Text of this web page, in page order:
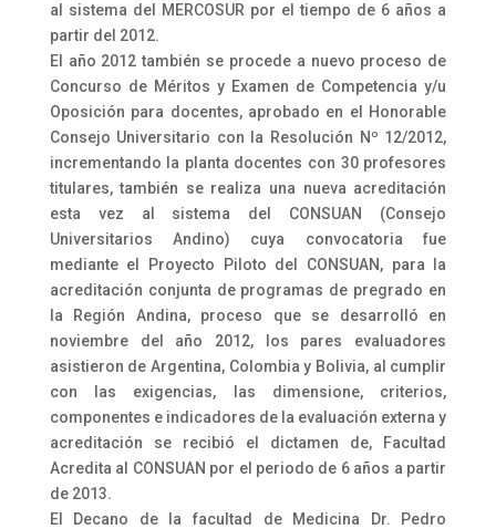
al sistema del MERCOSUR por el tiempo de 6 años a
partir del 2012.
El año 2012 también se procede a nuevo proceso de
Concurso de Méritos y Examen de Competencia y/u
Oposición para docentes, aprobado en el Honorable
Consejo Universitario con la Resolución Nº 12/2012,
incrementando la planta docentes con 30 profesores
titulares, también se realiza una nueva acreditación
esta vez al sistema del CONSUAN (Consejo
Universitarios Andino) cuya convocatoria fue
mediante el Proyecto Piloto del CONSUAN, para la
acreditación conjunta de programas de pregrado en
la Región Andina, proceso que se desarrolló en
noviembre del año 2012, los pares evaluadores
asistieron de Argentina, Colombia y Bolivia, al cumplir
con las exigencias, las dimensione, criterios,
componentes e indicadores de la evaluación externa y
acreditación se recibió el dictamen de, Facultad
Acredita al CONSUAN por el periodo de 6 años a partir
de 2013.
El Decano de la facultad de Medicina Dr. Pedro